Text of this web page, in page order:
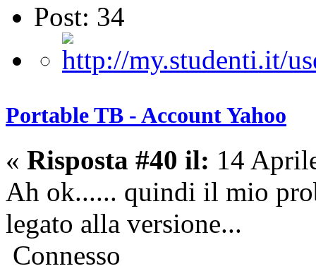
Post: 34
Portable TB - Account Yahoo
« Risposta #40 il: 14
Ah ok...... quindi il mio
legato alla versione...
Connesso